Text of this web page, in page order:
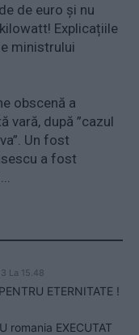
de euro și nu
Explicațiile
ministrului
obscenă a
vară, după ”cazul
Un fost
a fost
La 15.48
ETERNITATE !
romania EXECUTAT